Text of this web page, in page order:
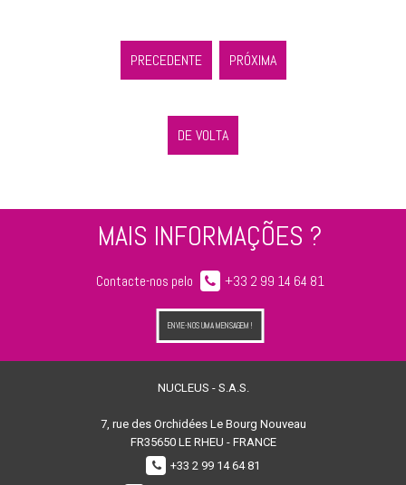
PRECEDENTE PRÓXIMA
DE VOLTA
MAIS INFORMAÇÕES ?
Contacte-nos pelo +33 2 99 14 64 81
ENVIE-NOS UMA MENSAGEM !
NUCLEUS - S.A.S.
7, rue des Orchidées Le Bourg Nouveau
FR35650 LE RHEU - FRANCE
+33 2 99 14 64 81